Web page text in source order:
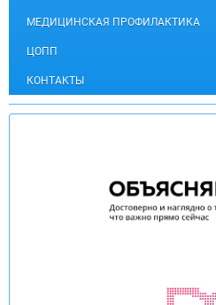
МЕДИЦИНСКАЯ ПРОФИЛАКТИКА
ЦОПП
КОНТАКТЫ